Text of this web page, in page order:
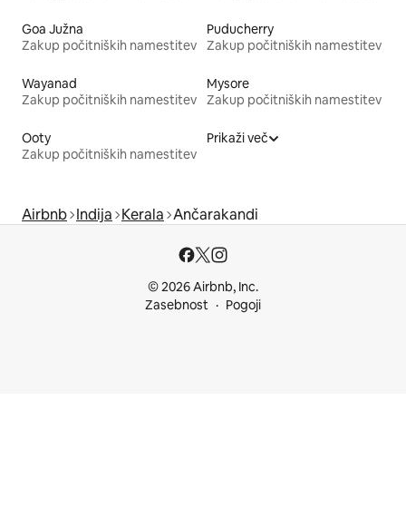
Goa Južna
Zakup počitniških namestitev
Puducherry
Zakup počitniških namestitev
Wayanad
Zakup počitniških namestitev
Mysore
Zakup počitniških namestitev
Ooty
Zakup počitniških namestitev
Prikaži več
Airbnb Indija Kerala Ančarakandi
© 2026 Airbnb, Inc.
Zasebnost
Pogoji